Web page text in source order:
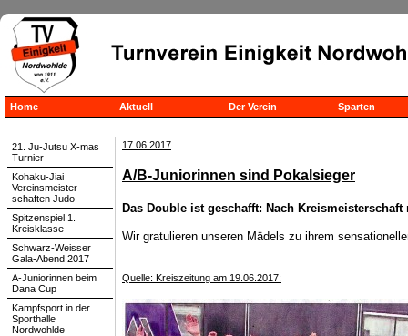
Home Aktuell Der Verein Sparten
17.06.2017
A/B-Juniorinnen sind Pokalsieger
Das Double ist geschafft: Nach
Wir gratulieren unseren Mädels zu ihrem
Quelle: Kreiszeitung am 19.06.2017:
21. Ju-Jutsu X-mas
Turnier
Kohaku-Jiai
Vereinsmeister-
schaften Judo
Spitzenspiel 1.
Kreisklasse
Schwarz-Weisser
Gala-Abend 2017
A-Juniorinnen beim
Dana Cup
Kampfsport in der
Sporthalle
Nordwohlde